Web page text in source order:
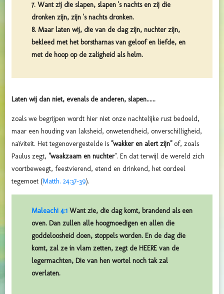
7. Want zij die slapen, slapen 's nachts en zij die
dronken zijn, zijn 's nachts dronken.
8. Maar laten wij, die van de dag zijn, nuchter zijn,
bekleed met het borstharnas van geloof en liefde, en
met de hoop op de zaligheid als helm.
Laten wij dan niet, evenals de anderen, slapen......
zoals we begrijpen wordt hier niet onze nachtelijke rust bedoeld,
maar een houding van laksheid, onwetendheid, onverschilligheid,
naïviteit. Het tegenovergestelde is "wakker en alert zijn"of, zoals
Paulus zegt, "waakzaam en nuchter". En dat terwijl de wereld zich
voortbeweegt, feestvierend, etend en drinkend, het oordeel
tegemoet (Matth. 24:37-39).
Maleachi 4:1 Want zie, die dag komt, brandend als een
oven. Dan zullen alle hoogmoedigen en allen die
goddeloosheid doen, stoppels worden. En de dag die
komt, zal ze in vlam zetten, zegt de HEERE van de
legermachten, Die van hen wortel noch tak zal
overlaten.